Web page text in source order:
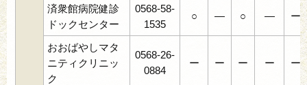
済衆館病院健診
ドックセンター
0568-58-
1535
○ ― ○ ― ー
おおばやしマタ
ニティクリニッ
ク
0568-26-
0884
ー ー ー ー ー